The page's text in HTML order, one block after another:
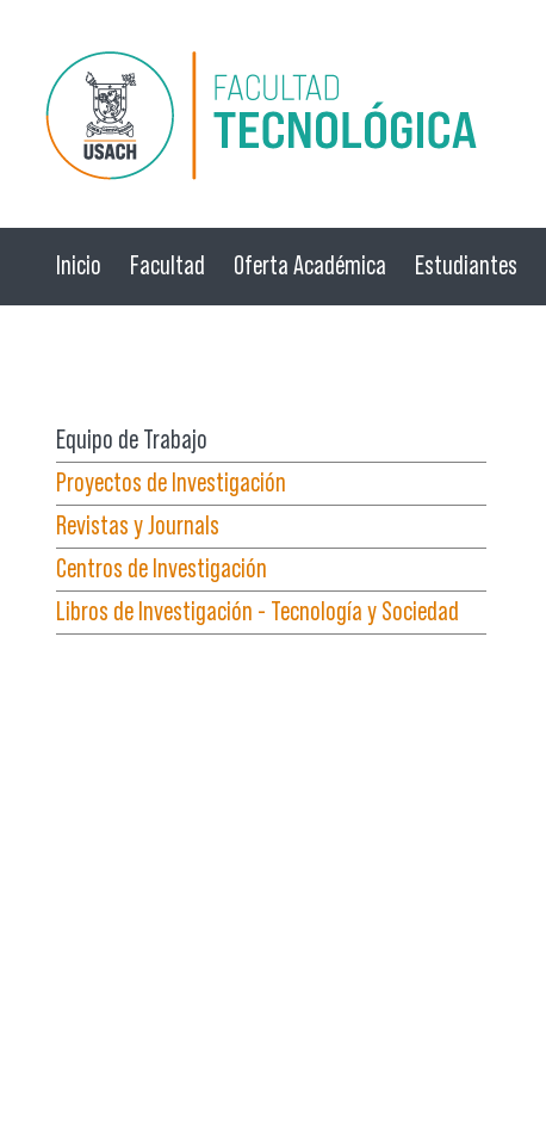
Pasar al contenido principal
Inicio Facultad Oferta Académica Estudiantes
Equipo de Trabajo
Proyectos de Investigación
Revistas y Journals
Centros de Investigación
Libros de Investigación - Tecnología y Sociedad